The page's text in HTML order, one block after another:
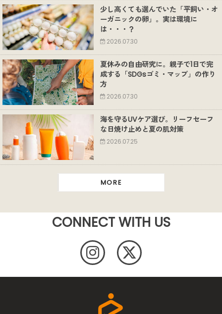
少し高くても選んでいた「平飼い・オ
ーガニックの卵」。実は環境に
は・・・？
2026.07.30
夏休みの自由研究に。親子で1日で完
成する「SDGsゴミ・マップ」の作り
方
2026.07.30
海を守るUVケア選び。リーフセーフ
な日焼け止めと夏の肌対策
2026.07.25
MORE
CONNECT WITH US